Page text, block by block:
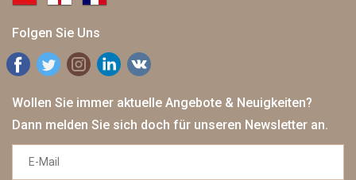
Folgen Sie Uns
Wollen Sie immer aktuelle Angebote & Neuigkeiten?
Dann melden Sie sich doch für unseren Newsletter an.